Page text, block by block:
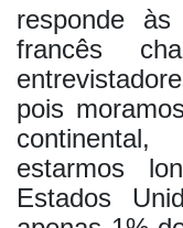
responde
francês
pois
estarmos
Estados